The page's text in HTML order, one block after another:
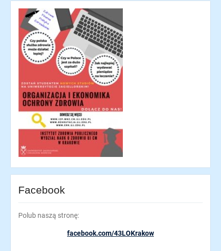
Facebook
Polub naszą stronę:
facebook.com/43LOKrakow